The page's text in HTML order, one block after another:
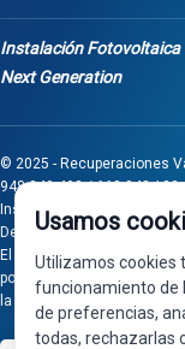
Instalación Fotovoltaica
Next Generation
© 2025 - Recuperaciones
948 340 498 / 668 848 123
Inscrita en el Registro
Desarrollado porSeintosoft
El proyecto de inversión
por Gobierno de Navarra al
la inversión en pymes
Usamos
Utilizamos cookies
funcionamiento de
de preferencias,
todas, rechazarlas